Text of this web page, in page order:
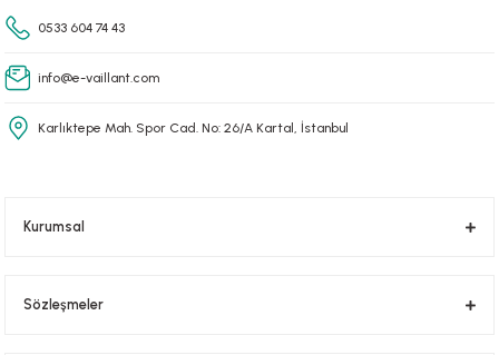
0533 604 74 43
info@e-vaillant.com
Karlıktepe Mah. Spor Cad. No: 26/A Kartal, İstanbul
Kurumsal
Sözleşmeler